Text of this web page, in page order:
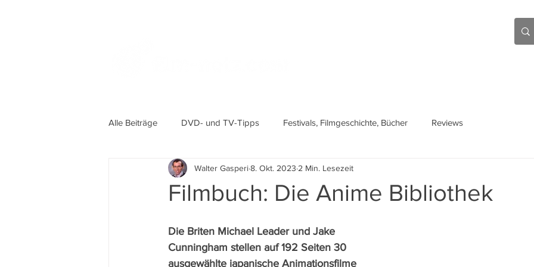
Alle Beiträge DVD- und TV-Tipps Festivals, Filmgeschichte, Bücher Reviews
Filmbuch: Die Anime Bibliothek
Walter Gasperi8. Okt. 2023 2 Min. Lesezeit
Die Briten Michael Leader und Jake
Cunningham stellen auf 192 Seiten 30
ausgewählte japanische Animationsfilme